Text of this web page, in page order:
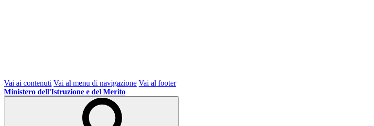
Vai ai contenuti Vai al menu di navigazione Vai al footer
Ministero dell'Istruzione e del Merito